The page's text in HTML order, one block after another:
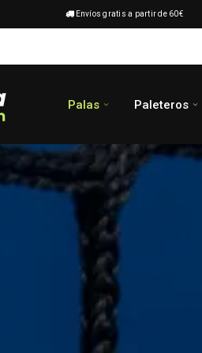
Envíos gratis a partir de 60€
Palas Paleteros